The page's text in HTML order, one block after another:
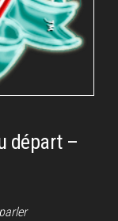
départ –